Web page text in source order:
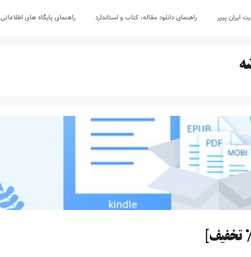
ایران پیپر راهنمای دانلود مقاله، کتاب و استاندارد راهنمای پایگاه های اطلاعاتی